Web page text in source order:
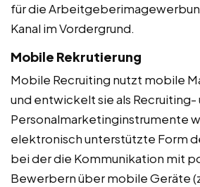
für die
Kanal im Vordergrund.
Mobile Rekrutierung
Mobile Recruiting nutzt mobile
und entwickelt sie als Recruiting-
Personalmarketinginstrumente
elektronisch unterstützte Form
bei der die Kommunikation mit
Bewerbern über mobile Geräte